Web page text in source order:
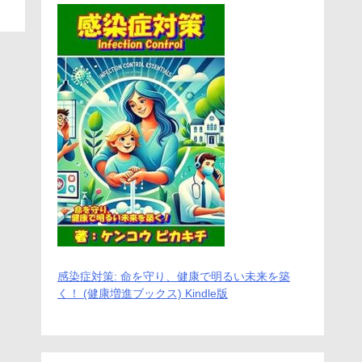
感染症対策: 命を守り、健康で明るい未来を築
く！ (健康増進ブックス) Kindle版